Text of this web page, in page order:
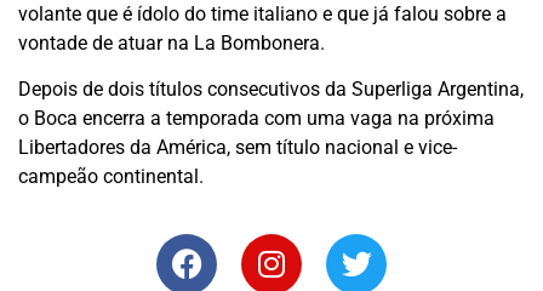
volante que é ídolo do time italiano e que já falou sobre a
vontade de atuar na La Bombonera.
Depois de dois títulos consecutivos da Superliga Argentina,
o Boca encerra a temporada com uma vaga na próxima
Libertadores da América, sem título nacional e vice-
campeão continental.